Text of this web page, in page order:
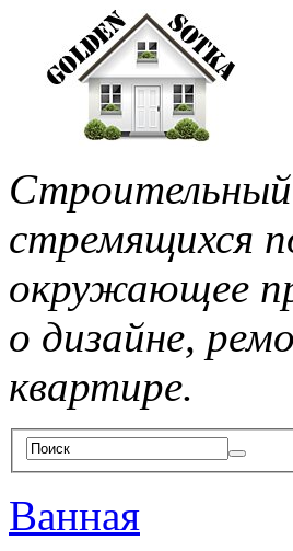
стремящихся
окружающее
о дизайне,
квартире.
Ванная